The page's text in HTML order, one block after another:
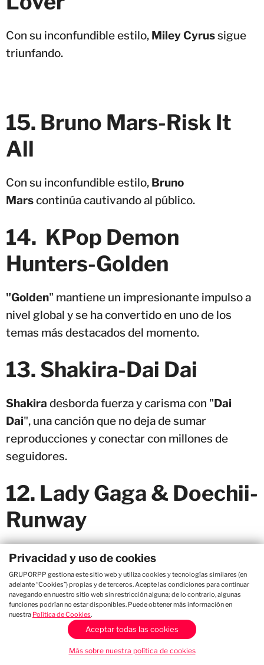
Con su inconfundible estilo, Miley Cyrussigue
triunfando.
15. Bruno Mars-Risk It
All
Con su inconfundible estilo, Bruno
Marscontinúa cautivando al público.
14. KPop Demon
Hunters-Golden
"Golden" mantiene un impresionante impulso a
nivel global y se ha convertido en uno de los
temas más destacados del momento.
13. Shakira-Dai Dai
Shakira desborda fuerza y carisma con "Dai
Dai", una canción que no deja de sumar
reproducciones y conectar con millones de
seguidores.
12. Lady Gaga & Doechii-
Runway
Cada vez, "Runway" gana más fuerza entre el
público.
11. TIMØ-No Hay Que
LLorar
Privacidad y uso de cookies
GRUPORPP gestiona este sitio web y utiliza cookies y tecnologías similares (en
adelante “Cookies”) propias y de terceros. Acepte las condiciones para continuar
navegando en nuestro sitio web sin restricción alguna; de lo contrario, algunas
funciones podrían no estar disponibles. Puede obtener más información en
nuestra Política de Cookies.
Aceptar todas las cookies
Más sobre nuestra política de cookies